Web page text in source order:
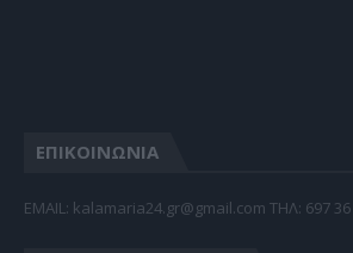
ΕΠΙΚΟΙΝΩΝΙΑ
EMAIL: kalamaria24.gr@gmail.com TΗΛ: 697